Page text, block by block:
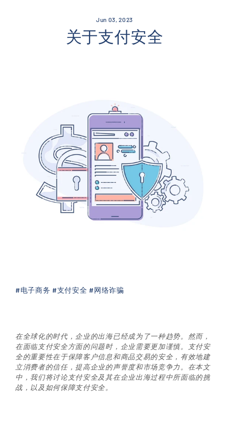
Jun 03, 2023
关于支付安全
#电子商务 #支付安全 #网络诈骗
在全球化的时代，企业的出海已经成为了一种趋势。然而，
在面临支付安全方面的问题时，企业需要更加谨慎。支付安
全的重要性在于保障客户信息和商品交易的安全，有效地建
立消费者的信任，提高企业的声誉度和市场竞争力。在本文
中，我们将讨论支付安全及其在企业出海过程中所面临的挑
战，以及如何保障支付安全。